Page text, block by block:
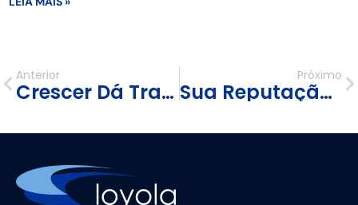
Anterior
Crescer Dá Trabalho: O Desafio de Engajar uma Geração Que Chegou Cheia de Dúvidas
Próximo
Sua Reputação é Seu Primeiro Cartão de Visita — e o Último a Ser Esquecido